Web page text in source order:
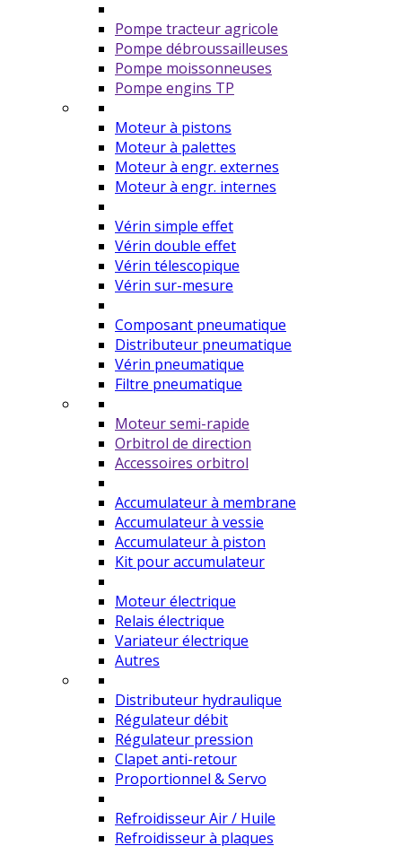
Pompe tracteur agricole
Pompe débroussailleuses
Pompe moissonneuses
Pompe engins TP
Moteur à pistons
Moteur à palettes
Moteur à engr. externes
Moteur à engr. internes
Vérin simple effet
Vérin double effet
Vérin télescopique
Vérin sur-mesure
Composant pneumatique
Distributeur pneumatique
Vérin pneumatique
Filtre pneumatique
Moteur semi-rapide
Orbitrol de direction
Accessoires orbitrol
Accumulateur à membrane
Accumulateur à vessie
Accumulateur à piston
Kit pour accumulateur
Moteur électrique
Relais électrique
Variateur électrique
Autres
Distributeur hydraulique
Régulateur débit
Régulateur pression
Clapet anti-retour
Proportionnel & Servo
Refroidisseur Air / Huile
Refroidisseur à plaques